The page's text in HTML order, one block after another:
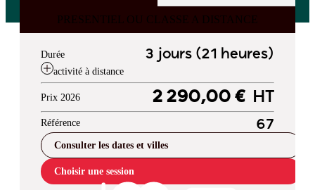
PRESENTIEL OU CLASSE A DISTANCE
Durée 3 jours (21 heures)
activité à distance
Prix 2026 2 290,00 € HT
Référence 67
Consulter les dates et villes
Choisir une session